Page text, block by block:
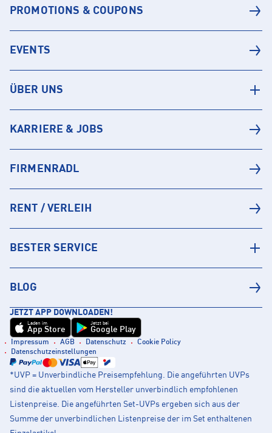
PROMOTIONS & COUPONS
EVENTS
ÜBER UNS
KARRIERE & JOBS
FIRMENRADL
RENT / VERLEIH
BESTER SERVICE
BLOG
JETZT APP DOWNLOADEN!
Laden im
App Store
Jetzt bei
Google Play
Impressum AGB Datenschutz
Cookie Policy
Datenschutzeinstellungen
*UVP = Unverbindliche Preisempfehlung. Die angeführten UVPs
sind die aktuellen vom Hersteller unverbindlich empfohlenen
Listenpreise. Die angeführten Set-UVPs ergeben sich aus der
Summe der unverbindlichen Listenpreise der im Set enthaltenen